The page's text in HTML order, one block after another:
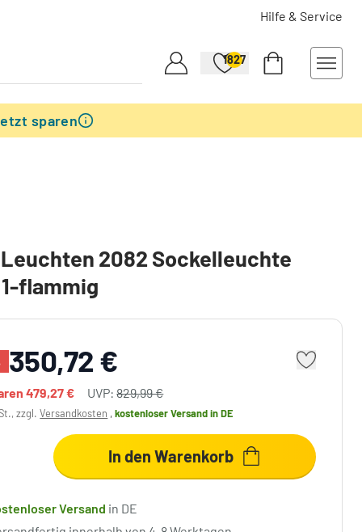
Hilfe & Service
1827
sparen
2082 Sockelleuchte
flammig
350,72 €
479,27 € UVP:829,99 €
zzgl.Versandkosten ,kostenloser Versandin DE
In den Warenkorb
Versand in DE